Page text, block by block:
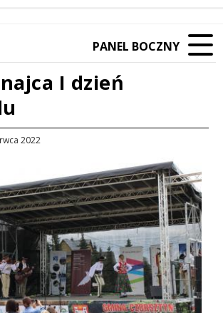
PANEL BOCZNY
I dzień
2022